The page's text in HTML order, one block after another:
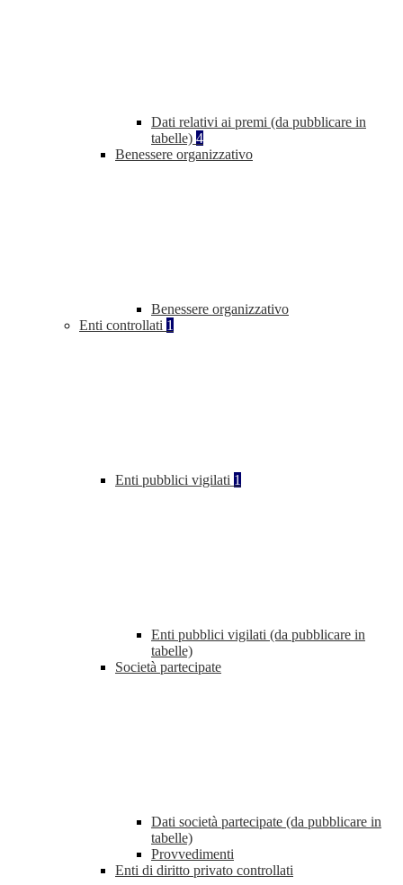
Dati relativi ai premi (da pubblicare in
tabelle) 4
Benessere organizzativo
Benessere organizzativo
Enti controllati 1
Enti pubblici vigilati 1
Enti pubblici vigilati (da pubblicare in
tabelle)
Società partecipate
Dati società partecipate (da pubblicare in
tabelle)
Provvedimenti
Enti di diritto privato controllati